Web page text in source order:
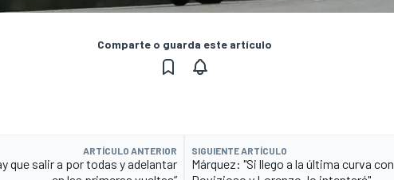
Comparte o guarda este artículo
ARTÍCULO ANTERIOR
que salir a por todas y adelantar
SIGUIENTE ARTÍCULO
Márquez: "Si llego a la última curva con